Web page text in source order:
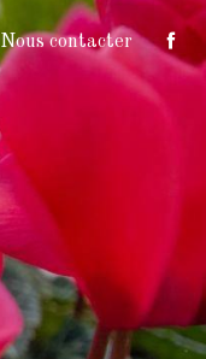
Nous contacter